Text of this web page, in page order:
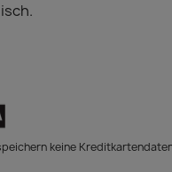
keine